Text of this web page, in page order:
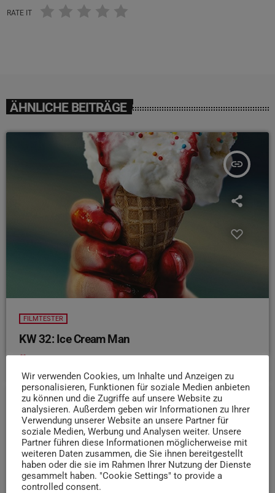
RATE IT
ÄHNLICHE BEITRÄGE
insert_link
FILMTESTER
KW 32: Ice Cream Man
insert_link
Wir verwenden Cookies, um Inhalte und Anzeigen zu
personalisieren, Funktionen für soziale Medien anbieten
zu können und die Zugriffe auf unsere Website zu
analysieren. Außerdem geben wir Informationen zu Ihrer
Verwendung unserer Website an unsere Partner für
soziale Medien, Werbung und Analysen weiter. Unsere
Partner führen diese Informationen möglicherweise mit
weiteren Daten zusammen, die Sie ihnen bereitgestellt
haben oder die sie im Rahmen Ihrer Nutzung der Dienste
gesammelt haben. "Cookie Settings" to provide a
controlled consent.